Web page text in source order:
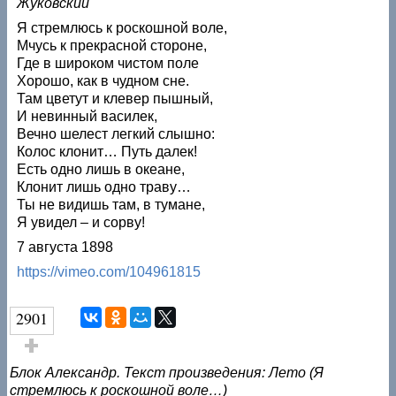
Я стремлюсь к роскошной воле,
Мчусь к прекрасной стороне,
Где в широком чистом поле
Хорошо, как в чудном сне.
Там цветут и клевер пышный,
И невинный василек,
Вечно шелест легкий слышно:
Колос клонит… Путь далек!
Есть одно лишь в океане,
Клонит лишь одно траву…
Ты не видишь там, в тумане,
Я увидел – и сорву!
7 августа 1898
https://vimeo.com/104961815
2901
Голос за!
Блок Александр. Текст произведения: Лето (Я
стремлюсь к роскошной воле…)